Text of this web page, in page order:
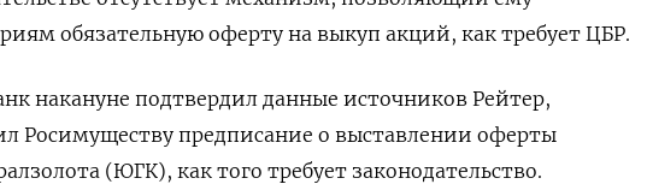
обязательную оферту на выкуп акций, как требует ЦБР.
накануне подтвердил данные источников Рейтер,
Росимуществу предписание о выставлении оферты
(ЮГК), как того требует законодательство.